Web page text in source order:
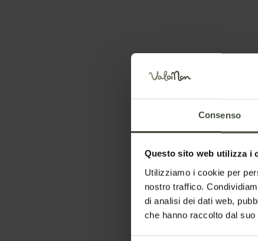
Consenso
Questo sito web utilizza i
Utilizziamo i cookie per
nostro traffico.
di analisi dei dati web,
che hanno raccolto dal
Passeggiata
panoramico
Imposta le date del tuo soggiorno